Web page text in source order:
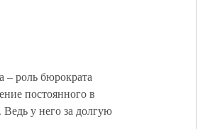
роль бюрократа
постоянного в
у него за долгую